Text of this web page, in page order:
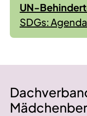
UN-
SDGs: